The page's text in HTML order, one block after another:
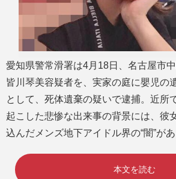
愛知県警常滑署は4月18日、名古屋市
皆川琴美容疑者を、実家の庭に嬰児の
として、死体遺棄の疑いで逮捕。近所
起こした悲惨な出来事の背景には、彼
込んだメンズ地下アイドル界の“闇”が
本文を読む